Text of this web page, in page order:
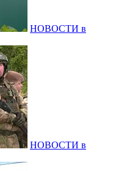
НОВОСТИ в
НОВОСТИ в